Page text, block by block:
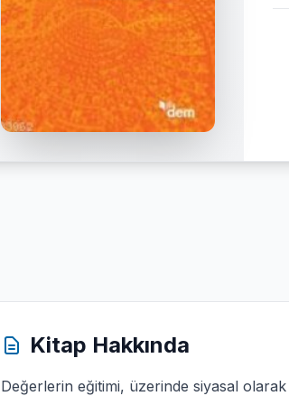
Kitap Hakkında
Değerlerin eğitimi, üzerinde siyasal